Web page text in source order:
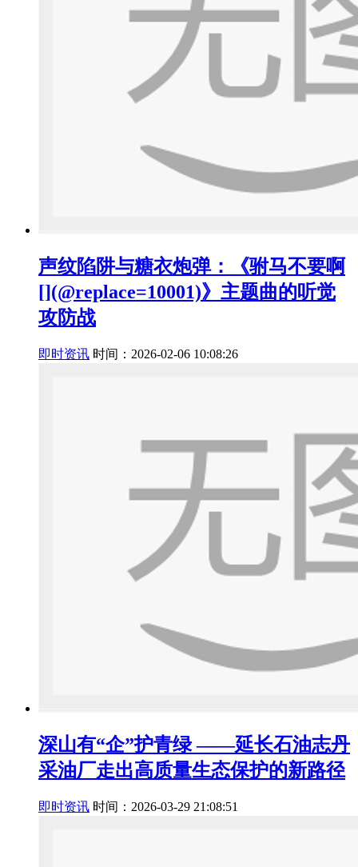
声纹陷阱与糖衣炮弹：《驸马不要啊
[](@replace=10001)》主题曲的听觉
攻防战
即时资讯 时间：2026-02-06 10:08:26
深山有“企”护青绿 ——延长石油志丹
采油厂走出高质量生态保护的新路径
即时资讯 时间：2026-03-29 21:08:51